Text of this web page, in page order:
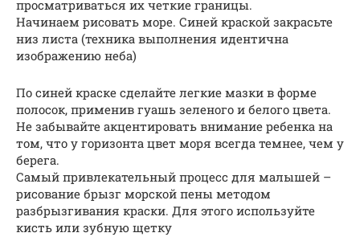
просматриваться их четкие границы.
Начинаем рисовать море. Синей краской закрасьте
низ листа (техника выполнения идентична
изображению неба)
По синей краске сделайте легкие мазки в форме
полосок, применив гуашь зеленого и белого цвета.
Не забывайте акцентировать внимание ребенка на
том, что у горизонта цвет моря всегда темнее, чем у
берега.
Самый привлекательный процесс для малышей –
рисование брызг морской пены методом
разбрызгивания краски. Для этого используйте
кисть или зубную щетку